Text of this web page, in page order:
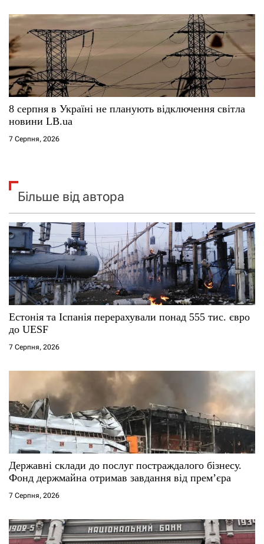
8 серпня в Україні не планують відключення світла
новини LB.ua
7 Серпня, 2026
Більше від автора
Естонія та Іспанія перерахували понад 555 тис. євро
до UESF
7 Серпня, 2026
Державні склади до послуг постраждалого бізнесу.
Фонд держмайна отримав завдання від прем’єра
7 Серпня, 2026